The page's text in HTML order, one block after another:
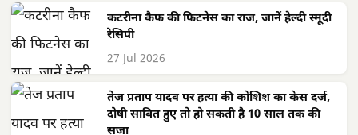
कटरीना कैफ की फिटनेस का राज, जानें हेल्दी स्मूदी
रेसिपी
27 Jul 2026
तेज प्रताप यादव पर हत्या की कोशिश का केस दर्ज,
दोषी साबित हुए तो हो सकती है 10 साल तक की
सजा